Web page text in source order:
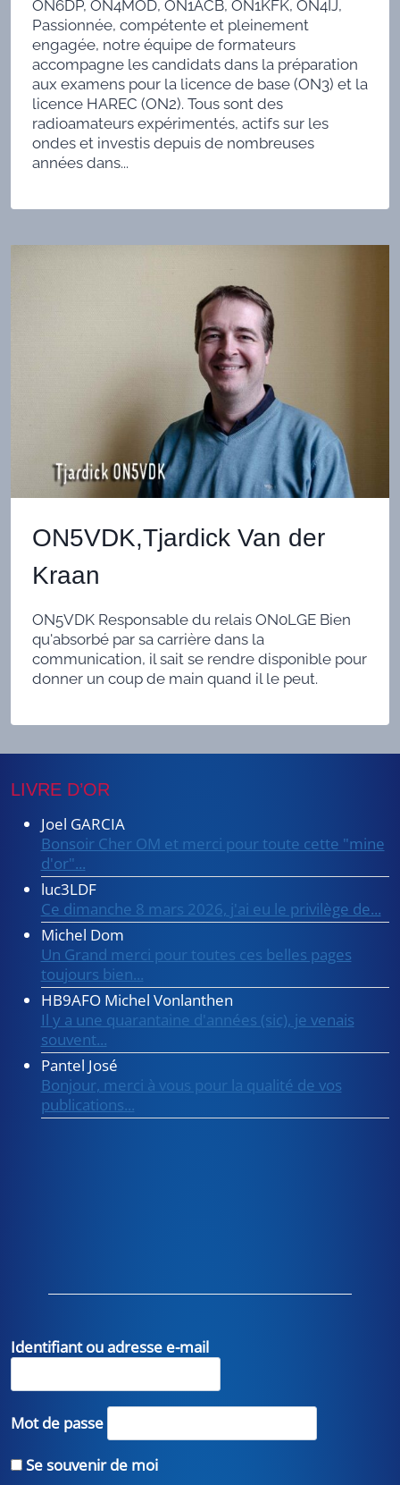
ON6DP, ON4MOD, ON1ACB, ON1KFK, ON4IJ,
Passionnée, compétente et pleinement
engagée, notre équipe de formateurs
accompagne les candidats dans la préparation
aux examens pour la licence de base (ON3) et la
licence HAREC (ON2). Tous sont des
radioamateurs expérimentés, actifs sur les
ondes et investis depuis de nombreuses
années dans...
ON5VDK,Tjardick Van der
Kraan
ON5VDK Responsable du relais ON0LGE Bien
qu'absorbé par sa carrière dans la
communication, il sait se rendre disponible pour
donner un coup de main quand il le peut.
LIVRE D’OR
Joel GARCIA
Bonsoir Cher OM et merci pour toute cette "mine
d'or"...
luc3LDF
Ce dimanche 8 mars 2026, j'ai eu le privilège de...
Michel Dom
Un Grand merci pour toutes ces belles pages
toujours bien...
HB9AFO Michel Vonlanthen
Il y a une quarantaine d'années (sic), je venais
souvent...
Pantel José
Bonjour, merci à vous pour la qualité de vos
publications...
Identifiant ou adresse e-mail
Mot de passe
Se souvenir de moi